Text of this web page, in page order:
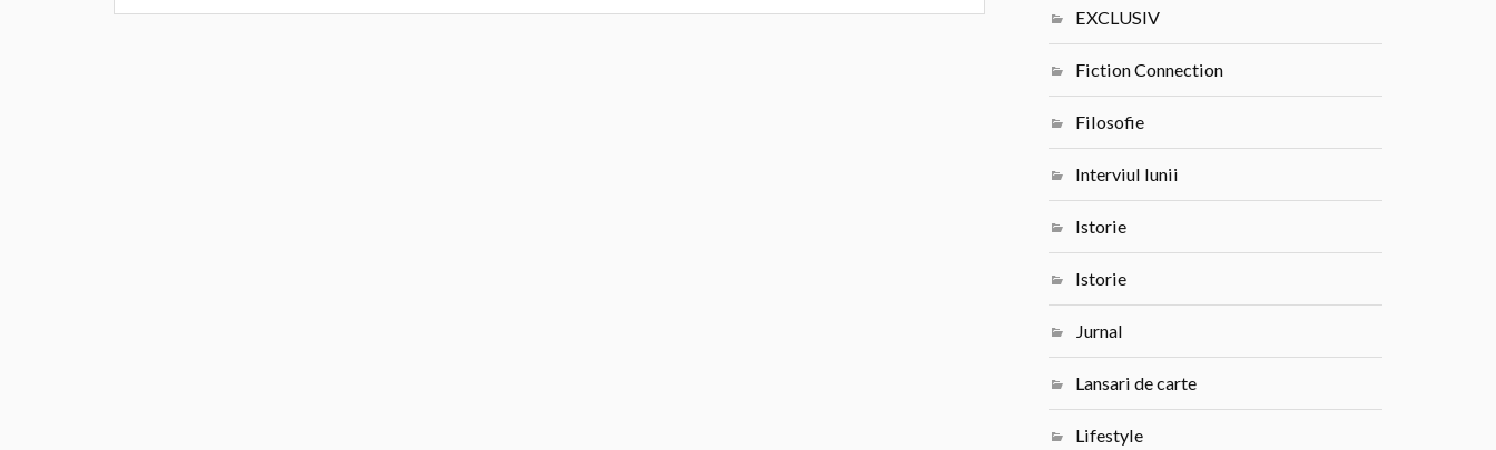
EXCLUSIV
Fiction Connection
Filosofie
Interviul lunii
Istorie
Istorie
Jurnal
Lansari de carte
Lifestyle